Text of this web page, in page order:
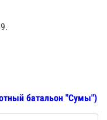
батальон "Сумы")